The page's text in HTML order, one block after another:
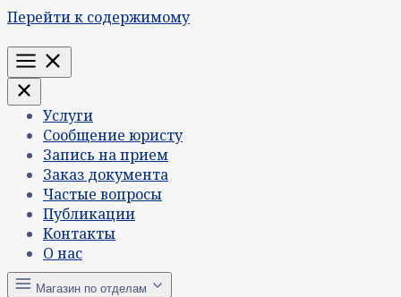
Перейти к содержимому
Меню
Услуги
Сообщение юристу
Запись на прием
Заказ документа
Частые вопросы
Публикации
Контакты
О нас
Магазин по отделам